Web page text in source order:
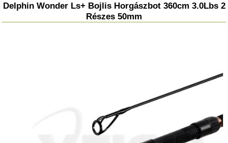
Delphin Wonder Ls+ Bojlis Horgászbot 360cm 3.0Lbs 2
Részes 50mm